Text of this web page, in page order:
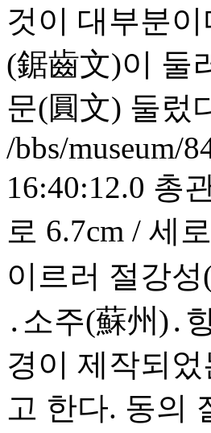
것이 대부분
(鋸齒文)이 둘
문(圓文) 둘렀
/bbs/museum/
16:40:12.0 총
로 6.7cm / 세
이르러 절강
․소주(蘇州)․
경이 제작되
고 한다. 동의